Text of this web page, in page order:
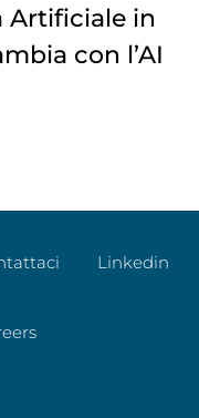
Artificiale in
con l’AI
Linkedin